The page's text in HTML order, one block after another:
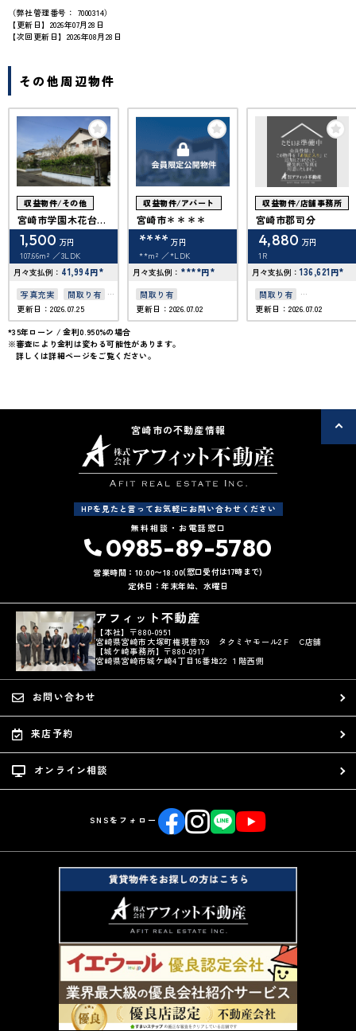
（弊社管理番号： 7000314）
【更新日】2026年07月28日
【次回更新日】2026年08月28日
その他周辺物件
収益物件/その他
宮崎市学園木花台南
３丁目
1,500 万円
107.66m²
3LDK
月々支払例： 41,994円*
写真充実
間取り有
駐車場2台可
駐車場１台無料
上下水道完備
更新日：2026.07.25
収益物件/アパート
宮崎市＊＊＊＊
**** 万円
**m²
*LDK
月々支払例： ****円*
間取り有
更新日：2026.07.02
収益物件/店舗事務所
宮崎市郡司分
4,880 万円
1R
月々支払例： 136,621円*
間取り有
駐車場2台可
更新日：2026.07.02
*35年ローン / 金利0.950%の場合
※審査により金利は変わる可能性があります。
詳しくは詳細ページをご覧ください。
宮崎市の不動産情報
HPを見たと言ってお気軽にお問い合わせください
無料相談・お電話窓口
0985-89-5780
営業時間：10:00〜18:00(窓口受付は17時まで)
定休日：年末年始、水曜日
アフィット不動産
【本社】〒880-0951
宮崎県宮崎市大塚町権現昔769 タクミヤモール2Ｆ C店舗
【城ケ崎事務所】〒880-0917
宮崎県宮崎市城ケ崎4丁目16番地22 １階西側
お問い合わせ
来店予約
オンライン相談
SNSをフォロー